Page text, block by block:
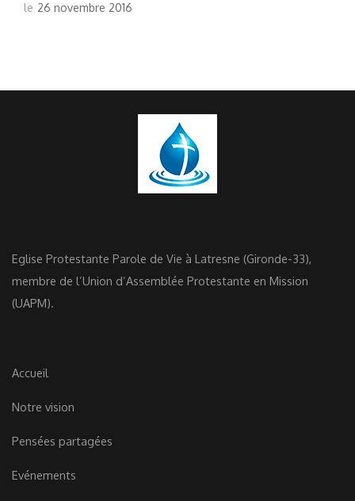
le 26 novembre 2016
Eglise Protestante Parole de Vie à Latresne (Gironde-33),
membre de l’Union d’Assemblée Protestante en Mission
(UAPM).
Accueil
Notre vision
Pensées partagées
Evénements